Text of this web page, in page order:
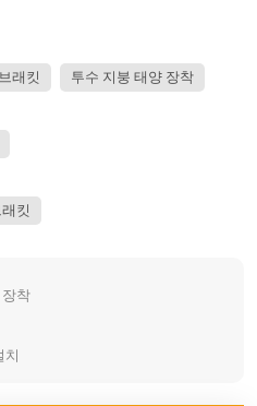
래킷 투수 지붕 태양 장착
킷
착
치